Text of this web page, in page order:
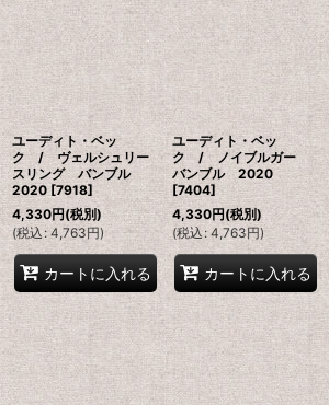
ユーディト・ベッ
ク / ヴェルシュリー
スリング バンブル
2020 [7918]
4,330円(税別)
(税込: 4,763円)
カートに入れる
ユーディト・ベッ
ク / ノイブルガー
バンブル 2020
[7404]
4,330円(税別)
(税込: 4,763円)
カートに入れる